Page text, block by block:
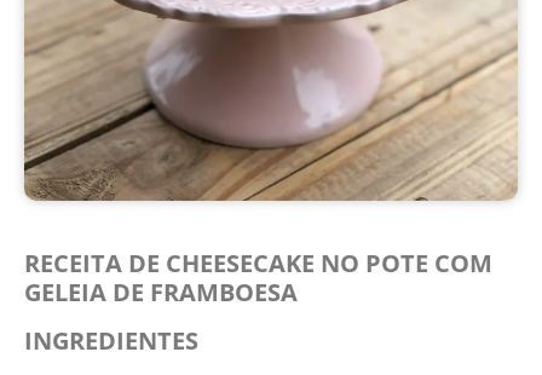
RECEITA DE CHEESECAKE NO POTE COM
GELEIA DE FRAMBOESA
INGREDIENTES